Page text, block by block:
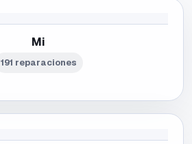
Mi
191 reparaciones